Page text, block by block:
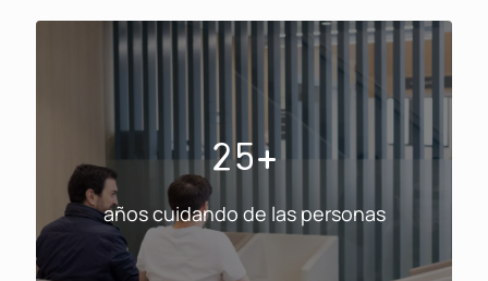
25+
años cuidando de las personas